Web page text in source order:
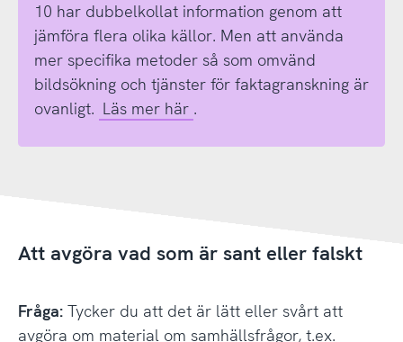
10 har dubbelkollat information genom att
jämföra flera olika källor. Men att använda
mer specifika metoder så som omvänd
bildsökning och tjänster för faktagranskning är
ovanligt. Läs mer här .
Att avgöra vad som är sant eller falskt
Fråga:Tycker du att det är lätt eller svårt att
avgöra om material om samhällsfrågor, t.ex.